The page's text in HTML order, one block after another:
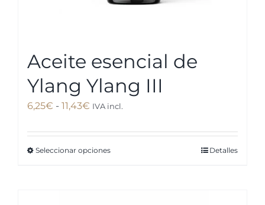
Aceite esencial de
Ylang Ylang III
6,25€ - 11,43€Rango
precios:
desde
IVA incl.
Seleccionar opcionesEste
Detalles